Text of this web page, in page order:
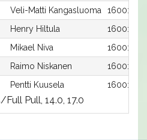
Veli-Matti Kangasluoma
1600:8
Henry Hiltula
1600:5
Mikael Niva
1600:1
Raimo Niskanen
1600:10
Pentti Kuusela 1600:12
Full Pull, 14.0, 17.0